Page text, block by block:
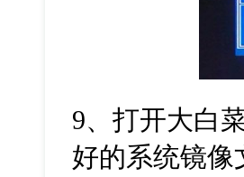
9、打开大白
好的系统镜像